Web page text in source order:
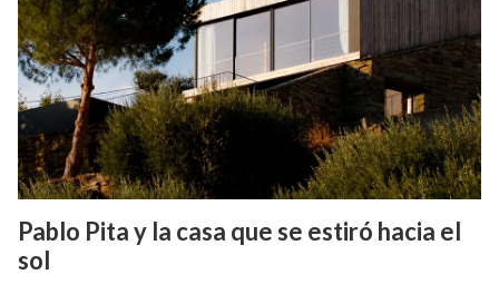
Pablo Pita y la casa que se estiró hacia el
sol